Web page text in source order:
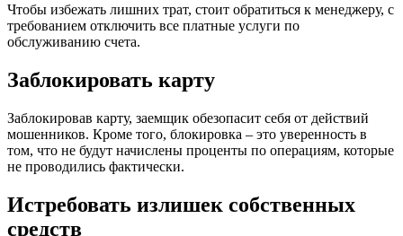
Чтобы избежать лишних трат, стоит обратиться к менеджеру, с
требованием отключить все платные услуги по
обслуживанию счета.
Заблокировать карту
Заблокировав карту, заемщик обезопасит себя от действий
мошенников. Кроме того, блокировка – это уверенность в
том, что не будут начислены проценты по операциям, которые
не проводились фактически.
Истребовать излишек собственных
средств